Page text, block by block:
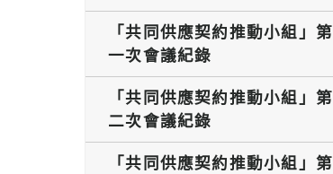
「共同供應契約推動小組」第
一次會議紀錄
「共同供應契約推動小組」第
二次會議紀錄
「共同供應契約推動小組」第